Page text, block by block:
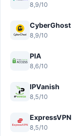
8,9/10
CyberGhost
8,9/10
PIA
8,6/10
IPVanish
8,5/10
ExpressVPN
8,5/10